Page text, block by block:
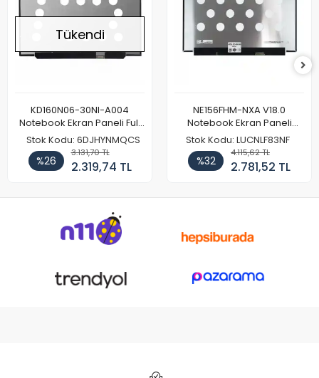
Tükendi
KD160N06-30NI-A004
Notebook Ekran Paneli Full
HD
Stok Kodu: 6DJHYNMQCS
%26
3.131,70 TL
2.319,74 TL
NE156FHM-NXA V18.0
Notebook Ekran Paneli
144Hz
Stok Kodu: LUCNLF83NF
%32
4.115,62 TL
2.781,52 TL